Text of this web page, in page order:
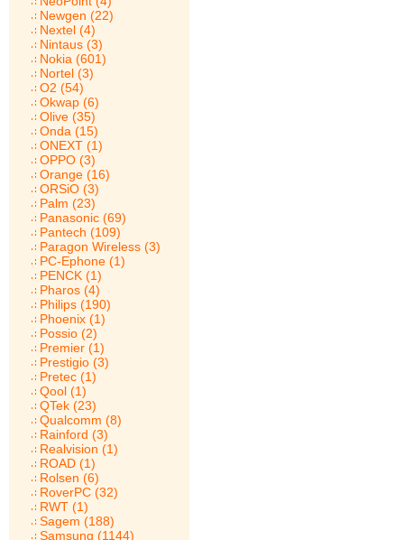
Newgen (22)
Nextel (4)
Nintaus (3)
Nokia (601)
Nortel (3)
O2 (54)
Okwap (6)
Olive (35)
Onda (15)
ONEXT (1)
OPPO (3)
Orange (16)
ORSiO (3)
Palm (23)
Panasonic (69)
Pantech (109)
Paragon Wireless (3)
PC-Ephone (1)
PENCK (1)
Pharos (4)
Philips (190)
Phoenix (1)
Possio (2)
Premier (1)
Prestigio (3)
Pretec (1)
Qool (1)
QTek (23)
Qualcomm (8)
Rainford (3)
Realvision (1)
ROAD (1)
Rolsen (6)
RoverPC (32)
RWT (1)
Sagem (188)
Samsung (1144)